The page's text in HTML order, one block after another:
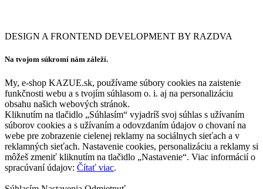
DESIGN A FRONTEND DEVELOPMENT BY RAZDVA
Na tvojom súkromí nám záleží.
My, e-shop KAZUE.sk, používame súbory cookies na zaistenie
funkčnosti webu a s tvojím súhlasom o. i. aj na personalizáciu
obsahu našich webových stránok.
Kliknutím na tlačidlo „Súhlasím“ vyjadríš svoj súhlas s užívaním
súborov cookies a s užívaním a odovzdaním údajov o chovaní na
webe pre zobrazenie cielenej reklamy na sociálnych sieťach a v
reklamných sieťach. Nastavenie cookies, personalizáciu a reklamy si
môžeš zmeniť kliknutím na tlačidlo „Nastavenie“. Viac informácií o
spracúvaní údajov: Čítať viac.